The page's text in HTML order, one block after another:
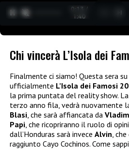
0:15 /
1:40
Chi vincerà L’Isola dei
Finalmente ci siamo! Questa sera
ufficialmente L’Isola dei Famosi
la prima puntata del reality show.
terzo anno fila, vedrà nuovamente
Blasi, che sarà affiancata da
Papi, che ricopriranno il ruolo di
dall’Honduras sarà invece Alvin,
raggiunto Cayo Cochinos. Come